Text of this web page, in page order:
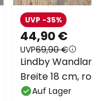
44,90 €
UVP69,90 €
UVP -35%
Lindby
Breite 18 cm,
Metall
Auf Lager